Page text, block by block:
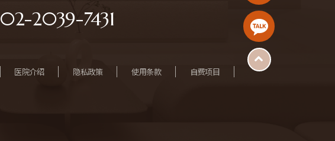
02-2039-7431
医院介绍 隐私政策 使用条款 自费项目